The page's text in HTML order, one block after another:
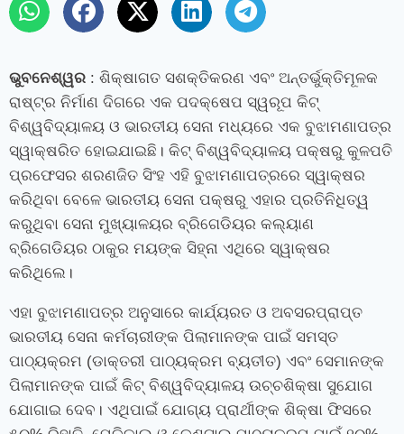
ଭୁବନେଶ୍ୱର : ଶିକ୍ଷାଗତ ସଶକ୍ତିକରଣ ଏବଂ ଅନ୍ତର୍ଭୁକ୍ତିମୂଳକ
ରାଷ୍ଟ୍ର ନିର୍ମାଣ ଦିଗରେ ଏକ ପଦକ୍ଷେପ ସ୍ୱରୂପ କିଟ୍
ବିଶ୍ୱବିଦ୍ୟାଳୟ ଓ ଭାରତୀୟ ସେନା ମଧ୍ୟରେ ଏକ ବୁଝାମଣାପତ୍ର
ସ୍ୱାକ୍ଷରିତ ହୋଇଯାଇଛି। କିଟ୍ ବିଶ୍ୱବିଦ୍ୟାଳୟ ପକ୍ଷରୁ କୁଳପତି
ପ୍ରଫେସର ଶରଣଜିତ ସିଂହ ଏହି ବୁଝାମଣାପତ୍ରରେ ସ୍ୱାକ୍ଷର
କରିଥିବା ବେଳେ ଭାରତୀୟ ସେନା ପକ୍ଷରୁ ଏହାର ପ୍ରତିନିଧିତ୍ୱ
କରୁଥିବା ସେନା ମୁଖ୍ୟାଳୟର ବ୍ରିଗେଡିୟର କଲ୍ୟାଣ
ବ୍ରିଗେଡିୟର ଠାକୁର ମୟଙ୍କ ସିହ୍ନା ଏଥିରେ ସ୍ୱାକ୍ଷର
କରିଥିଲେ।
ଏହା ବୁଝାମଣାପତ୍ର ଅନୁସାରେ କାର୍ଯ୍ୟରତ ଓ ଅବସରପ୍ରାପ୍ତ
ଭାରତୀୟ ସେନା କର୍ମଚାରୀଙ୍କ ପିଲାମାନଙ୍କ ପାଇଁ ସମସ୍ତ
ପାଠ୍ୟକ୍ରମ (ଡାକ୍ତରୀ ପାଠ୍ୟକ୍ରମ ବ୍ୟତୀତ) ଏବଂ ସେମାନଙ୍କ
ପିଲାମାନଙ୍କ ପାଇଁ କିଟ୍‍ ବିଶ୍ୱବିଦ୍ୟାଳୟ ଉଚ୍ଚଶିକ୍ଷା ସୁଯୋଗ
ଯୋଗାଇ ଦେବ। ଏଥିପାଇଁ ଯୋଗ୍ୟ ପ୍ରାର୍ଥୀଙ୍କ ଶିକ୍ଷା ଫିସରେ